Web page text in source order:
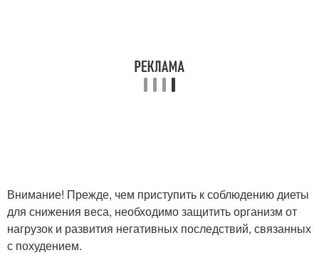
Внимание! Прежде, чем приступить к соблюдению диеты
для снижения веса, необходимо защитить организм от
нагрузок и развития негативных последствий, связанных
с похудением.